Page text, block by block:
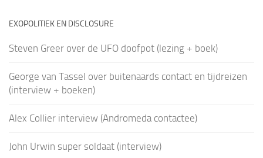
EXOPOLITIEK EN DISCLOSURE
Steven Greer over de UFO doofpot (lezing + boek)
George van Tassel over buitenaards contact en tijdreizen
(interview + boeken)
Alex Collier interview (Andromeda contactee)
John Urwin super soldaat (interview)